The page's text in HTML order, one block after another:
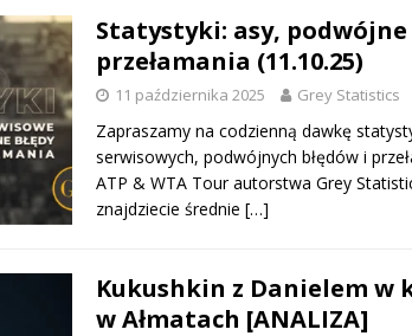
Statystyki: asy, podwójne
przełamania (11.10.25)
11 października 2025 Grey Statistics
Zapraszamy na codzienną dawkę
serwisowych, podwójnych błędów i
ATP & WTA Tour autorstwa Grey
znajdziecie średnie […]
Kukushkin z Danielem w
w Ałmatach [ANALIZA]